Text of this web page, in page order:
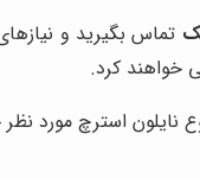
تماس بگیرید و
خواهند کرد.